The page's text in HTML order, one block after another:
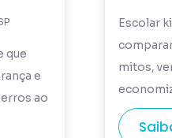
que
e
ao
Escolar
mitos,